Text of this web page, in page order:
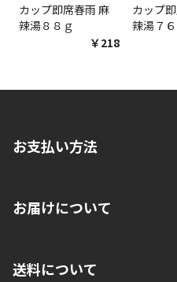
カップ即席春雨 麻
辣湯８８ｇ
￥218
カップ
辣湯７
お支払い方法
いいただくことはできません。ご
■代金引換(代引)※手数料がかか
お届けについて
ご注文が確認出来次第、1～4営
送料について